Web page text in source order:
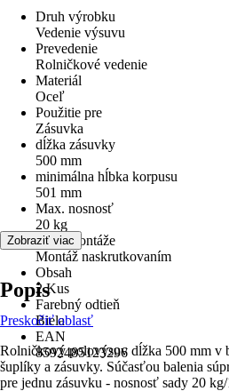
Druh výrobku
Vedenie výsuvu
Prevedenie
Rolničkové vedenie
Materiál
Oceľ
Použitie pre
Zásuvka
dĺžka zásuvky
500 mm
minimálna hĺbka korpusu
501 mm
Max. nosnosť
20 kg
Druh montáže
Montáž naskrutkovaním
Obsah
2 Kus
Farebný odtieň
Biela
EAN
8592485123296
Zobraziť viac
Popis
Preskočiť oblasť
Rolničkový polovýsuv dĺžka 500 mm v
šuplíky a zásuvky. Súčasťou balenia
pre jednu zásuvku - nosnosť sady 20 kg/